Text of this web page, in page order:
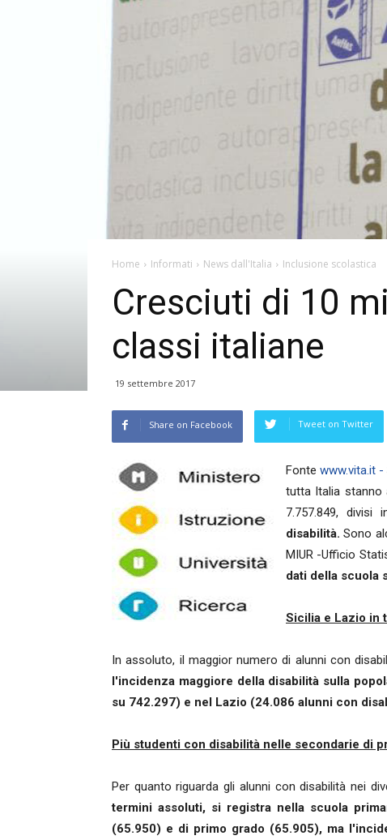
Home Informati News dall'Italia Inclusione scolastica
Cresciuti di 10
classi italiane
19 settembre 2017
Share on Facebook Tweet on Twitter
Fontewww.vita.it -
tutta Italia stanno
7.757.849, divisi
disabilità. Sono
MIUR -Ufficio
dati della scuola
Sicilia e Lazio in
In assoluto, il maggior numero di alunni con
l'incidenza maggiore della disabilità sulla
su 742.297) e nel Lazio (24.086 alunni con
Più studenti con disabilità nelle secondarie di
Per quanto riguarda gli alunni con disabilità nei
termini assoluti, si registra nella scuola
(65.950) e di primo grado (65.905), ma